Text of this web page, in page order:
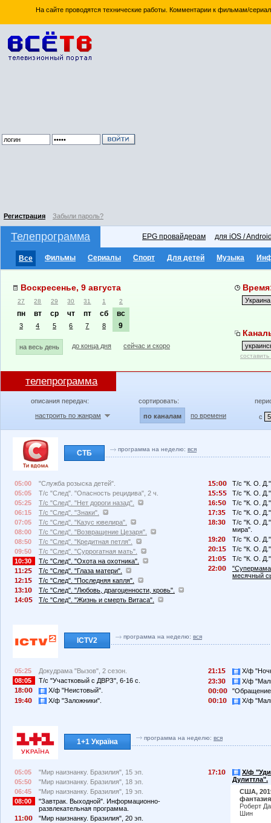
На сайте проводятся технические работы. Комментарии к фильмам/
Регистрация Забыли пароль?
Телепрограмма EPG провайдерам для iOS /
Все Фильмы Сериалы Спорт Для детей Музыка
Воскресенье, 9 августа
27 28 29 30 31 1 2
пн вт ср чт пт сб вс
3 4 5 6 7 8 9
на весь день до конца дня сейчас и скоро
телепрограмма
описания передач:
настроить по жанрам
сортировать:
по каналам по времени с
СТБ программа на неделю: вся
05:00
"Служба розыска детей".
05:05
Т/с "След". "Опасность рецидива", 2 ч.
05:25
Т/с "След". "Нет дороги назад".
06:15
Т/с "След". "Знаки".
07:05
Т/с "След". "Казус ювелира".
08:00
Т/с "След". "Возвращение Цезаря".
08:50
Т/с "След". "Кредитная петля".
09:50
Т/с "След". "Суррогатная мать".
10:30
Т/с "След". "Охота на охотника".
11:2
Т/с "След". "Глаза матери".
12:1
Т/с "След". "Последняя капля".
13:1
Т/с "След". "Любовь, драгоценности, кровь".
14:
Т/с "След". "Жизнь и смерть Витаса".
1 :
Т/с "К. О.
1
:
Т/с "К. О.
16:
Т/с "К. О.
17:3
Т/с "К. О.
18:3
Т/с "К. О.
мира".
19:2
Т/с "К. О.
2
:1
Т/с "К. О.
21:
Т/с "К. О.
22:
месячный
ICTV2 программа на неделю: вся
05:25
Докудрама "Вызов", 2 сезон.
08:05
Т/с "Участковый с ДВРЗ", 6-16 с.
18:
Х/ф "Неистовый".
19:4
Х/ф "Заложники".
21:1
Х/ф
23:3
Х/ф
:
"Обращение
:1
Х/ф
1+1 Україна программа на неделю: вся
05:05
"Мир наизнанку. Бразилия", 15 эп.
05:50
"Мир наизнанку. Бразилия", 18 эп.
06:45
"Мир наизнанку. Бразилия", 19 эп.
08:00
"Завтрак. Выходной". Информационно-
развлекательная программа.
11:
"Мир наизнанку. Бразилия", 20 эп.
17:1
Х/ф
Дулиттла".
США,
фантазия
Роберт
Шин